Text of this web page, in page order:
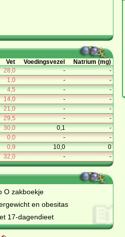
Vet Voedingsvezel
Natrium (mg)
28,0 -
-
1,0 -
-
4,5 -
-
14,0 -
-
21,0 -
-
29,5 -
-
30,0 0,1
-
0,0 -
-
0,9 10,0
0
32,0 - -